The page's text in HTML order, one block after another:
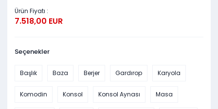
Ürün Fiyatı :
7.518,00 EUR
Seçenekler
Başlık Baza Berjer Gardırop Karyola
Komodin Konsol Konsol Aynası Masa